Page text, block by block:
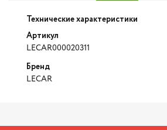
Технические характеристики
Артикул
LECAR000020311
Бренд
LECAR